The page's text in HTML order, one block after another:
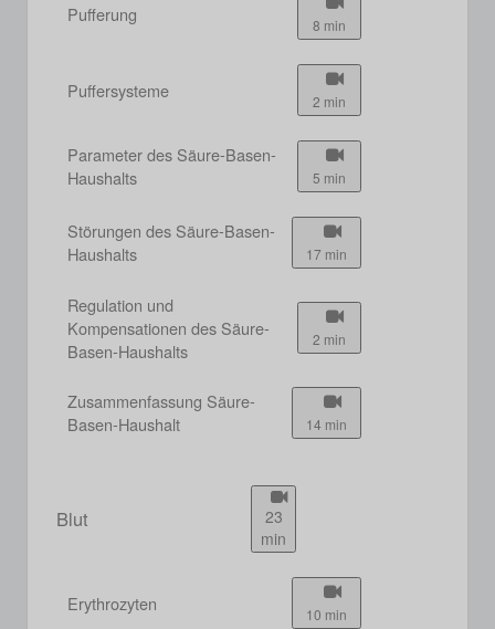
Pufferung 8 min
Puffersysteme 2 min
Parameter des Säure-Basen-
Haushalts
5 min
Störungen des Säure-Basen-
Haushalts
17 min
Regulation und
Kompensationen des Säure-
Basen-Haushalts
2 min
Zusammenfassung Säure-
Basen-Haushalt
14 min
Blut
23
min
Erythrozyten 10 min